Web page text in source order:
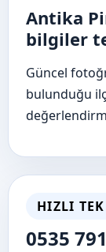
Antika
bilgiler
Güncel
bulunduğu
HIZLI
0535